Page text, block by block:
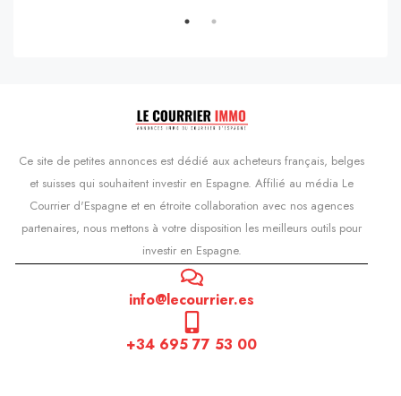
Ce site de petites annonces est dédié aux acheteurs français, belges
et suisses qui souhaitent investir en Espagne. Affilié au média Le
Courrier d'Espagne et en étroite collaboration avec nos agences
partenaires, nous mettons à votre disposition les meilleurs outils pour
investir en Espagne.
info@lecourrier.es
+34 695 77 53 00